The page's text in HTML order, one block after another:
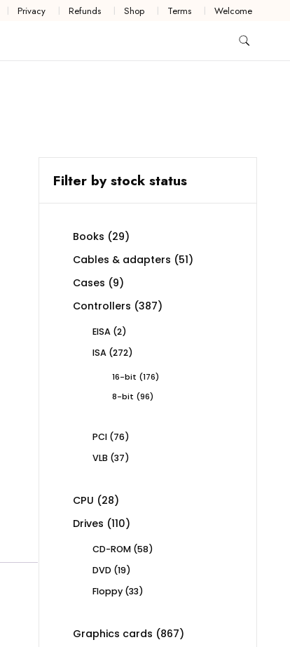
Privacy Refunds Shop Terms Welcome
Filter by stock status
Books 2929
Cables & adapters 5151
Cases 99
products
Controllers 387387
EISA 22
ISA 272272
16-bit 176176
8-bit 9696
PCI 7676
VLB 3737
CPU 2828
products
Drives 110110
CD-ROM 5858
DVD 1919
Floppy 3333
Graphics cards 867867